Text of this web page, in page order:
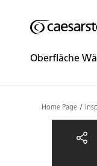
Zum
Oberfläche
Skip to Main
Home Page
U-